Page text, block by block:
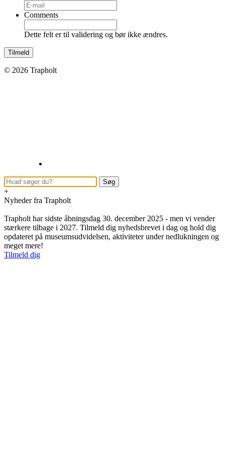
Comments
Dette felt er til validering og bør ikke ændres.
© 2026 Trapholt
+
Nyheder fra Trapholt
Trapholt har sidste åbningsdag 30. december 2025 - men vi vender
stærkere tilbage i 2027. Tilmeld dig nyhedsbrevet i dag og hold dig
opdateret på museumsudvidelsen, aktiviteter under nedlukningen og
meget mere!
Tilmeld dig